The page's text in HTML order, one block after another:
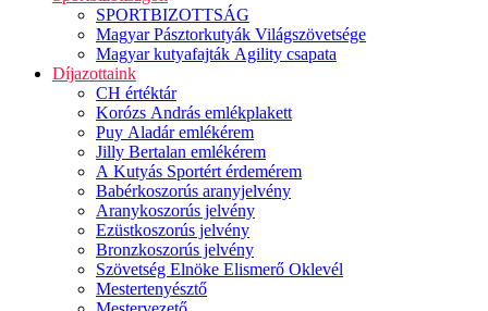
SPORTBIZOTTSÁG
Magyar Pásztorkutyák Világszövetsége
Magyar kutyafajták Agility csapata
Díjazottaink
CH értéktár
Korózs András emlékplakett
Puy Aladár emlékérem
Jilly Bertalan emlékérem
A Kutyás Sportért érdemérem
Babérkoszorús aranyjelvény
Aranykoszorús jelvény
Ezüstkoszorús jelvény
Bronzkoszorús jelvény
Szövetség Elnöke Elismerő Oklevél
Mestertenyésztő